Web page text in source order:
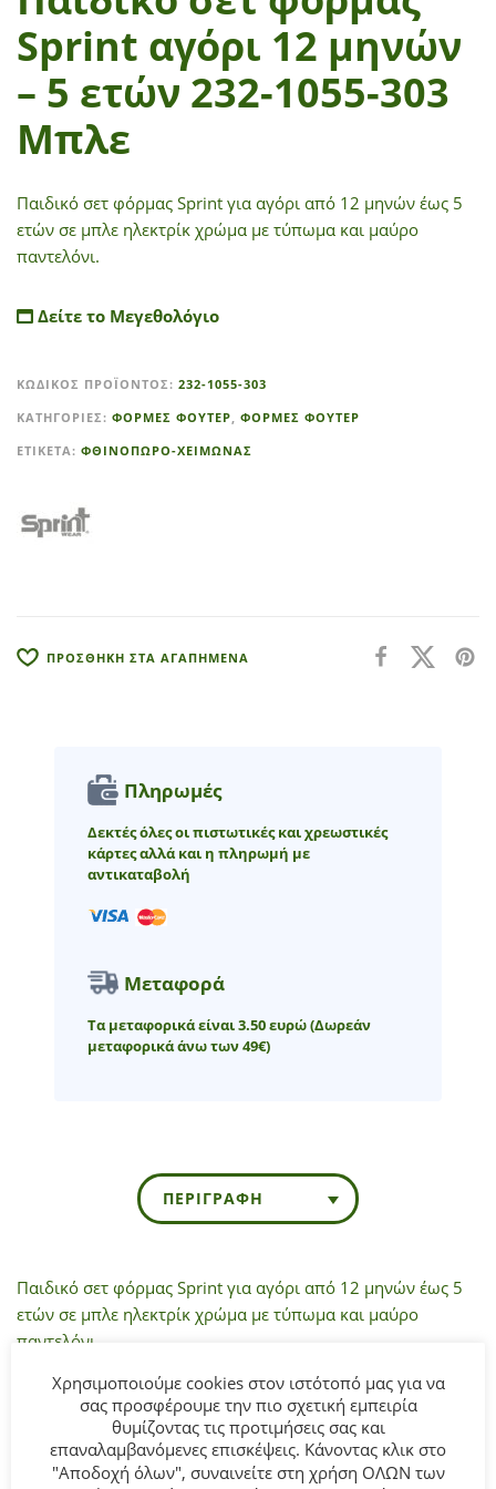
Sprint αγόρι 12 μηνών
– 5 ετών 232-1055-303
Μπλε
Παιδικό σετ φόρμας Sprint για αγόρι από 12 μηνών έως 5
ετών σε μπλε ηλεκτρίκ χρώμα με τύπωμα και μαύρο
παντελόνι.
Δείτε το Μεγεθολόγιο
l
t
e
a
:
ΚΩΔΙΚΌΣ ΠΡΟΪΌΝΤΟΣ: 232-1055-303
ΚΑΤΗΓΟΡΊΕΣ: ΦΟΡΜΕΣ ΦΟΥΤΕΡ ΦΟΡΜΕΣ ΦΟΥΤΕΡ
ΕΤΙΚΈΤΑ: ΦΘΙΝΟΠΩΡΟ-ΧΕΙΜΩΝΑΣ
ΠΡΟΣΘΗΚΗ ΣΤΑ ΑΓΑΠΗΜΕΝΑ
Πληρωμές
Δεκτές όλες οι πιστωτικές και χρεωστικές
κάρτες αλλά και η πληρωμή με
αντικαταβολή
Μεταφορά
Τα μεταφορικά είναι 3.50 ευρώ(Δωρεάν
μεταφορικά άνω των 49€)
ΠΕΡΙΓΡΑΦΉ
Παιδικό σετ φόρμας Sprint για αγόρι από 12 μηνών έως 5
ετών σε μπλε ηλεκτρίκ χρώμα με τύπωμα και μαύρο
παντελόνι.
Σύνθεση:70% Βαμβάκι 30% Πολυεστέρας.
ΣΥΜΒΟΥΛΕΣ
Πλένεται στο πλυντήριο στους 30°C.
Χρησιμοποιούμε cookies στον ιστότοπό μας για να
σας προσφέρουμε την πιο σχετική εμπειρία
θυμίζοντας τις προτιμήσεις σας και
επαναλαμβανόμενες επισκέψεις. Κάνοντας κλικ στο
"Αποδοχή όλων", συναινείτε στη χρήση ΟΛΩΝ των